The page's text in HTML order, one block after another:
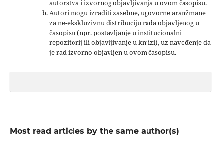
autorstva i izvornog objavljivanja u ovom časopisu.
Autori mogu izraditi zasebne, ugovorne aranžmane
za ne-ekskluzivnu distribuciju rada objavljenog u
časopisu (npr. postavljanje u institucionalni
repozitorij ili objavljivanje u knjizi), uz navođenje da
je rad izvorno objavljen u ovom časopisu.
Most read articles by the same author(s)